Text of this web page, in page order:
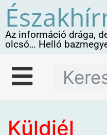
Az információ drága,
olcsó… Helló
Küldjél